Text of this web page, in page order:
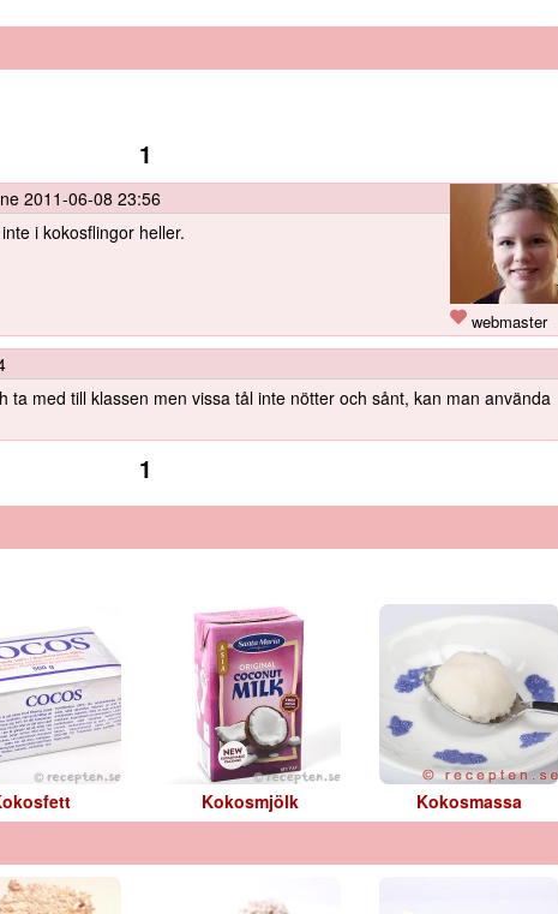
1
webmaster
2011-06-08 23:56
i kokosflingor heller.
ta med till klassen men vissa tål inte nötter och sånt, kan man använda
1
Kokosmjölk Kokosmassa